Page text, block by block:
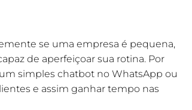
se uma empresa é pequena,
de aperfeiçoar sua rotina. Por
simples chatbot no WhatsApp ou
e assim ganhar tempo nas